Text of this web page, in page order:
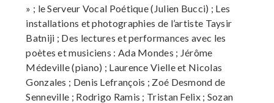
» ; le Serveur Vocal Poétique (Julien Bucci) ; Les
installations et photographies de l’artiste Taysir
Batniji ; Des lectures et performances avec les
poètes et musiciens : Ada Mondes ; Jérôme
Médeville (piano) ; Laurence Vielle et Nicolas
Gonzales ; Denis Lefrançois ; Zoé Desmond de
Senneville ; Rodrigo Ramis ; Tristan Felix ; Sozan